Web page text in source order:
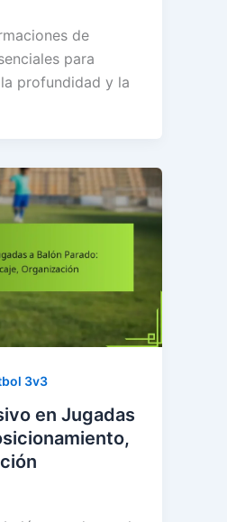
de
para
profundidad y la
3v3
en Jugadas